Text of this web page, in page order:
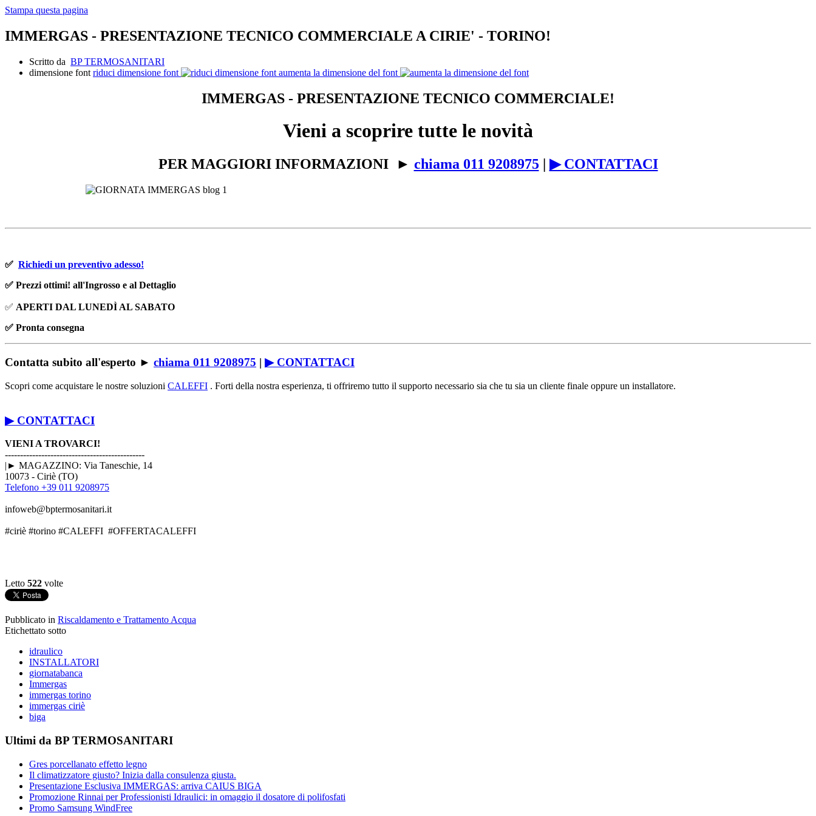
Stampa questa pagina
IMMERGAS - PRESENTAZIONE TECNICO COMMERCIALE A CIRIE' - TORINO!
Scritto da BP TERMOSANITARI
dimensione font riduci dimensione font aumenta la dimensione del font
IMMERGAS - PRESENTAZIONE TECNICO COMMERCIALE!
Vieni a scoprire tutte le novità
PER MAGGIORI INFORMAZIONI ► chiama 011 9208975| ▶ CONTATTACI
✅ Richiedi un preventivo adesso!
✅ Prezzi ottimi! all'Ingrosso e al Dettaglio
✅ APERTI DAL LUNEDÌ AL SABATO
✅ Pronta consegna
Contatta subito all'esperto ► chiama 011 9208975 | ▶ CONTATTACI
Scopri come acquistare le nostre soluzioni CALEFFI . Forti della nostra esperienza, ti offriremo tutto il supporto necessario sia che tu sia un cliente finale oppure un installatore.
▶ CONTATTACI
VIENI A TROVARCI!
----------------------------------------------
|► MAGAZZINO: Via Taneschie, 14
10073 - Ciriè (TO)
Telefono +39 011 9208975
infoweb@bptermosanitari.it
#ciriè #torino #CALEFFI #OFFERTACALEFFI
Letto 522 volte
Pubblicato in Riscaldamento e Trattamento Acqua
Etichettato sotto
idraulico
INSTALLATORI
giornatabanca
Immergas
immergas torino
immergas ciriè
biga
Ultimi da BP TERMOSANITARI
Gres porcellanato effetto legno
Il climatizzatore giusto? Inizia dalla consulenza giusta.
Presentazione Esclusiva IMMERGAS: arriva CAIUS BIGA
Promozione Rinnai per Professionisti Idraulici: in omaggio il dosatore di polifosfati
Promo Samsung WindFree